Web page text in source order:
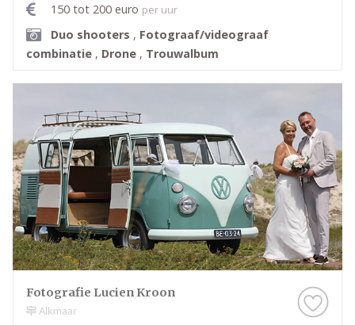
150 tot 200 euro per uur
Duo shooters , Fotograaf/videograaf
combinatie , Drone , Trouwalbum
Fotografie Lucien Kroon
Alkmaar